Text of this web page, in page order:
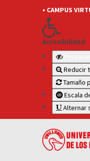
• CAMPUS
Accesibilidad
Reducir
Tamaño
Escala
Alternar